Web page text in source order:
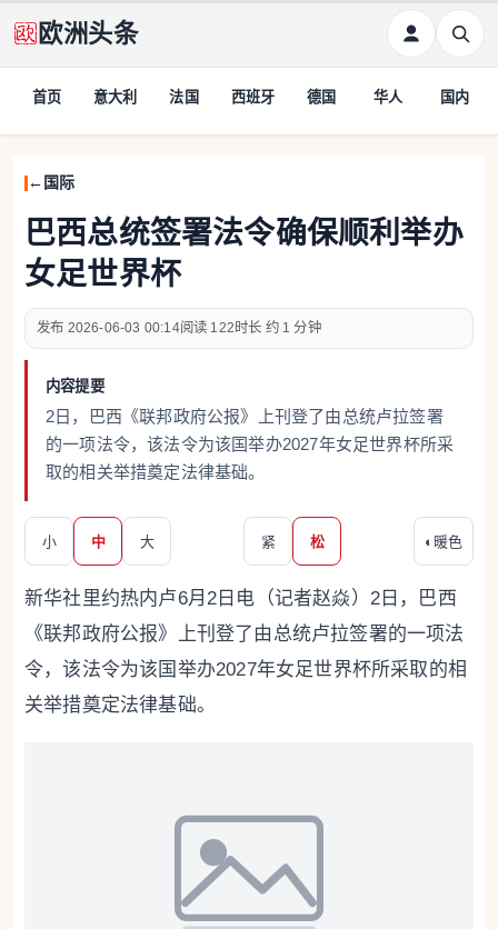
欧洲头条
首页 意大利 法国 西班牙 德国 华人 国内
国际
巴西总统签署法令确保顺利举办
女足世界杯
2026-06-03 00:14 122 约 1 分钟
内容提要
2日，巴西《联邦政府公报》上刊登了由总统卢拉签署
的一项法令，该法令为该国举办2027年女足世界杯所采
取的相关举措奠定法律基础。
小 中 大 紧 松 ◐ 暖色
新华社里约热内卢6月2日电（记者赵焱）2日，巴西
《联邦政府公报》上刊登了由总统卢拉签署的一项法
令，该法令为该国举办2027年女足世界杯所采取的相
关举措奠定法律基础。